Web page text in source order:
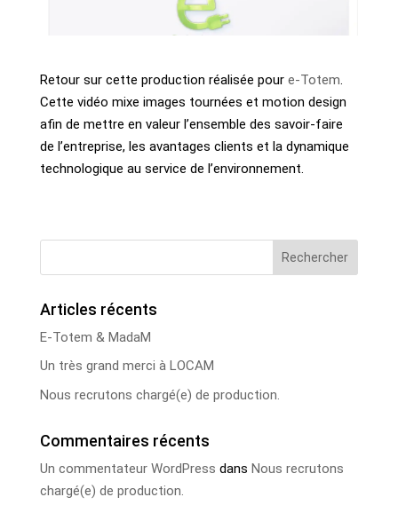
Retour sur cette production réalisée pour e-Totem.
Cette vidéo mixe images tournées et motion design
afin de mettre en valeur l’ensemble des savoir-faire
de l’entreprise, les avantages clients et la dynamique
technologique au service de l’environnement.
Articles récents
E-Totem & MadaM
Un très grand merci à LOCAM
Nous recrutons chargé(e) de production.
Commentaires récents
Un commentateur WordPress dans Nous recrutons
chargé(e) de production.